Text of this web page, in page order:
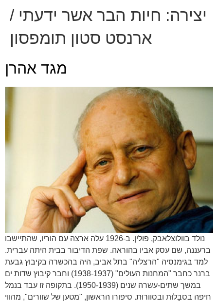
יצירה: חיות הבר אשר ידעתי /
ארנסט סטון תומפסון
מגד אהרן
נולד בוולוצלאבק, פולין. ב-1926 עלה ארצה עם הוריו, שהתיישבו
ברעננה, שם עסק אביו בהוראה. שפת הדיבור בבית היתה עברית.
למד בגימנסיה "הרצליה" בתל אביב, היה בהכשרה בקיבוץ גבעת
ברנר כחבר "המחנות העולים" (1938-1937) וחבר קיבוץ שדות ים
במשך שתים-עשרה שנים (1950-1939). בתקופה זו עבד בנמל
חיפה בסבָּלוּת ובסוורוּת. סיפורו הראשון, "מטען של שוורים", מהווי